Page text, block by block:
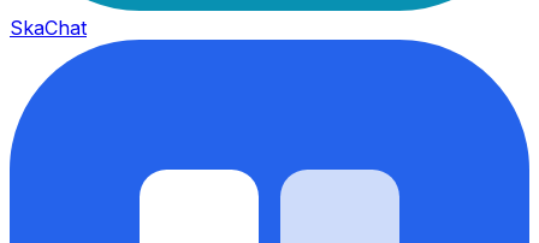
SkaChat